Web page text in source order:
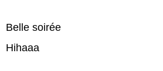
Belle soirée
Hihaaa